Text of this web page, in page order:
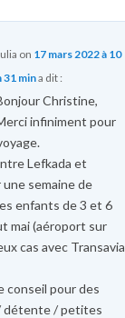
on 17 mars 2022 à 10
31 mina dit :
Christine,
infiniment pour
Lefkada et
semaine de
enfants de 3 et 6
mai (aéroport sur
cas avec Transavia
conseil pour des
détente / petites